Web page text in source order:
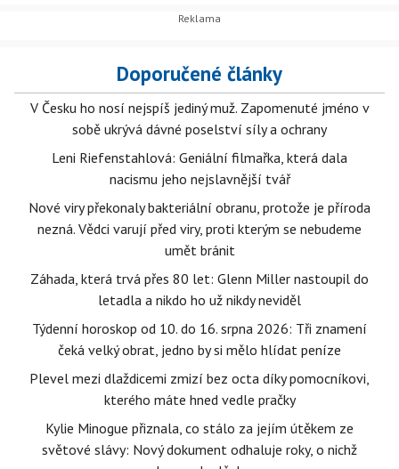
Doporučené články
V Česku ho nosí nejspíš jediný muž. Zapomenuté jméno v
sobě ukrývá dávné poselství síly a ochrany
Leni Riefenstahlová: Geniální filmařka, která dala
nacismu jeho nejslavnější tvář
Nové viry překonaly bakteriální obranu, protože je příroda
nezná. Vědci varují před viry, proti kterým se nebudeme
umět bránit
Záhada, která trvá přes 80 let: Glenn Miller nastoupil do
letadla a nikdo ho už nikdy neviděl
Týdenní horoskop od 10. do 16. srpna 2026: Tři znamení
čeká velký obrat, jedno by si mělo hlídat peníze
Plevel mezi dlaždicemi zmizí bez octa díky pomocníkovi,
kterého máte hned vedle pračky
Kylie Minogue přiznala, co stálo za jejím útěkem ze
světové slávy: Nový dokument odhaluje roky, o nichž